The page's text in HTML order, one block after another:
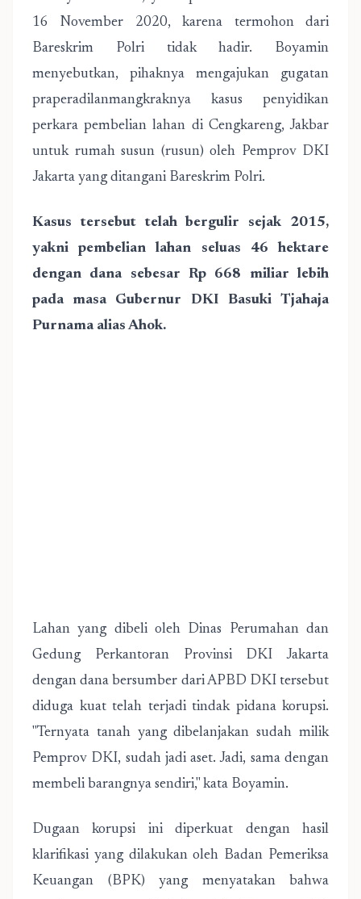
16 November 2020, karena termohon dari
Bareskrim Polri tidak hadir. Boyamin
menyebutkan, pihaknya mengajukan gugatan
praperadilanmangkraknya kasus penyidikan
perkara pembelian lahan di Cengkareng, Jakbar
untuk rumah susun (rusun) oleh Pemprov DKI
Jakarta yang ditangani Bareskrim Polri.
Kasus tersebut telah bergulir sejak 2015,
yakni pembelian lahan seluas 46 hektare
dengan dana sebesar Rp 668 miliar lebih
pada masa Gubernur DKI Basuki Tjahaja
Purnama alias Ahok.
Lahan yang dibeli oleh Dinas Perumahan dan
Gedung Perkantoran Provinsi DKI Jakarta
dengan dana bersumber dari APBD DKI tersebut
diduga kuat telah terjadi tindak pidana korupsi.
"Ternyata tanah yang dibelanjakan sudah milik
Pemprov DKI, sudah jadi aset. Jadi, sama dengan
membeli barangnya sendiri," kata Boyamin.
Dugaan korupsi ini diperkuat dengan hasil
klarifikasi yang dilakukan oleh Badan Pemeriksa
Keuangan (BPK) yang menyatakan bahwa